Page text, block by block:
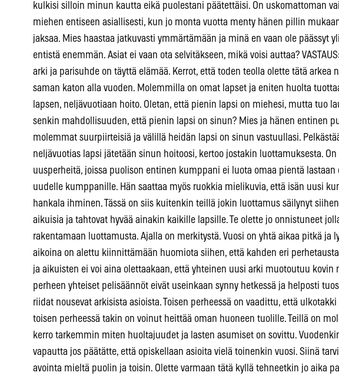
kulkisi silloin minun kautta eikä puolestani päätettäisi. On uskomattoman
miehen entiseen asiallisesti, kun jo monta vuotta menty hänen pillin
jaksaa. Mies haastaa jatkuvasti ymmärtämään ja minä en vaan ole päässyt
entistä enemmän. Asiat ei vaan ota selvitäkseen, mikä voisi auttaa?
arki ja parisuhde on täyttä elämää. Kerrot, että toden teolla olette tätä arkea
saman katon alla vuoden. Molemmilla on omat lapset ja eniten huolta
lapsen, neljävuotiaan hoito. Oletan, että pienin lapsi on miehesi, mutta tuo
senkin mahdollisuuden, että pienin lapsi on sinun? Mies ja hänen entinen
molemmat suurpiirteisiä ja välillä heidän lapsi on sinun vastuullasi.
neljävuotias lapsi jätetään sinun hoitoosi, kertoo jostakin luottamuksesta.
uusperheitä, joissa puolison entinen kumppani ei luota omaa pientä lastaan
uudelle kumppanille. Hän saattaa myös ruokkia mielikuvia, että isän uusi
hankala ihminen. Tässä on siis kuitenkin teillä jokin luottamus säilynyt
aikuisia ja tahtovat hyvää ainakin kaikille lapsille. Te olette jo onnistuneet
rakentamaan luottamusta. Ajalla on merkitystä. Vuosi on yhtä aikaa pitkä ja
aikoina on alettu kiinnittämään huomiota siihen, että kahden eri
ja aikuisten ei voi aina olettaakaan, että yhteinen uusi arki muotoutuu kovin
perheen yhteiset pelisäännöt eivät useinkaan synny hetkessä ja helposti
riidat nousevat arkisista asioista. Toisen perheessä on vaadittu, että
toisen perheessä takin on voinut heittää oman huoneen tuolille. Teillä on
kerro tarkemmin miten huoltajuudet ja lasten asumiset on sovittu.
vapautta jos päätätte, että opiskellaan asioita vielä toinenkin vuosi. Siinä
avointa mieltä puolin ja toisin. Olette varmaan tätä kyllä tehneetkin jo aika